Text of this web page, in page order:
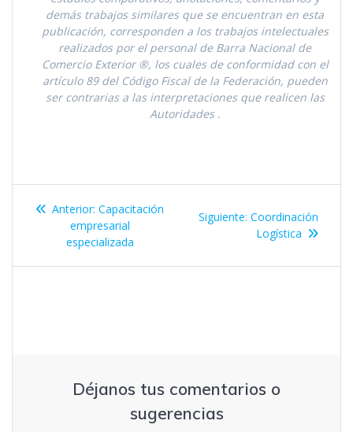
demás trabajos similares que se encuentran en esta
publicación, corresponden a los trabajos intelectuales
realizados por el personal de Barra Nacional de
Comercio Exterior ®, los cuales de conformidad con el
artículo 89 del Código Fiscal de la Federación, pueden
ser contrarias a las interpretaciones que realicen las
Autoridades .
Navegación
entradas
Anterior: Entrada
anterior:
Capacitación
empresarial
especializada
Siguiente: Entrada
siguiente:
Coordinación
Logí­stica
Déjanos tus comentarios o
sugerencias